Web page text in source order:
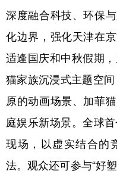
深度融合科技、环保
化边界，强化天津在
适逢国庆和中秋假期
猫家族沉浸式主题空
原的动画场景、加菲
庭娱乐新场景。全球
现场，以虚实结合的
法。观众还可参与“好